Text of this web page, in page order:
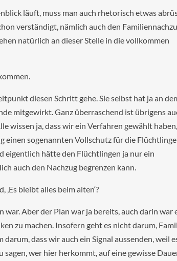
läuft, muss man auch rhetorisch etwas
verständigt, nämlich auch den
natürlich an dieser Stelle in die vollkommen
diesen Schritt gehe. Sie selbst hat ja an
mitgewirkt. Ganz überraschend ist übrigens
wissen ja, dass wir ein Verfahren gewählt
einen sogenannten Vollschutz für die Flüchtlinge
eigentlich hätte den Flüchtlingen ja nur ein
auch den Nachzug begrenzen kann.
bleibt alles beim alten‘?
war. Aber der Plan war ja bereits, auch darin war
zu machen. Insofern geht es nicht darum,
dass wir auch ein Signal aussenden, weil
wer hier herkommt, auf eine gewisse